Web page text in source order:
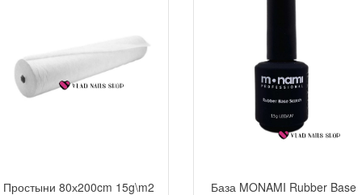
Простыни 80х200cm 15g\m2
База MONAMI Rubber Base